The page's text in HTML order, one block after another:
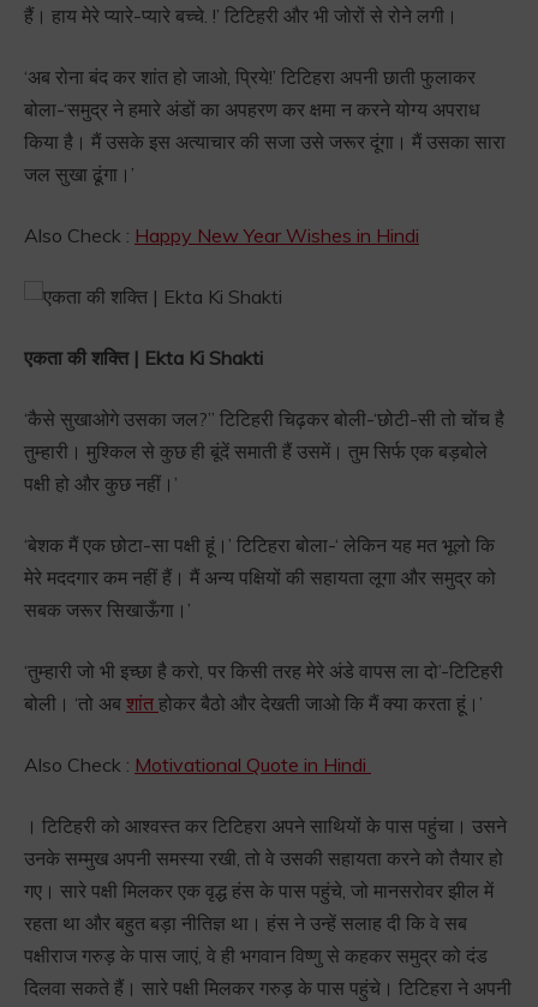
हैं। हाय मेरे प्यारे-प्यारे बच्चे. !’ टिटिहरी और भी जोरों से रोने लगी।
‘अब रोना बंद कर शांत हो जाओ, प्रिये!’ टिटिहरा अपनी छाती फुलाकर
बोला-‘समुद्र ने हमारे अंडों का अपहरण कर क्षमा न करने योग्य अपराध
किया है। मैं उसके इस अत्याचार की सजा उसे जरूर दूंगा। मैं उसका सारा
जल सुखा ढूंगा।’
Also Check : Happy New Year Wishes in Hindi
एकता की शक्ति | Ekta Ki Shakti
‘कैसे सुखाओगे उसका जल?” टिटिहरी चिढ़कर बोली-‘छोटी-सी तो चोंच है
तुम्हारी। मुश्किल से कुछ ही बूंदें समाती हैं उसमें। तुम सिर्फ एक बड़बोले
पक्षी हो और कुछ नहीं।’
‘बेशक मैं एक छोटा-सा पक्षी हूं।’ टिटिहरा बोला-‘ लेकिन यह मत भूलो कि
मेरे मददगार कम नहीं हैं। मैं अन्य पक्षियों की सहायता लूगा और समुद्र को
सबक जरूर सिखाऊँगा।’
‘तुम्हारी जो भी इच्छा है करो, पर किसी तरह मेरे अंडे वापस ला दो’-टिटिहरी
बोली। ‘तो अब शांत होकर बैठो और देखती जाओ कि मैं क्या करता हूं।’
Also Check : Motivational Quote in Hindi
। टिटिहरी को आश्वस्त कर टिटिहरा अपने साथियों के पास पहुंचा। उसने
उनके सम्मुख अपनी समस्या रखी, तो वे उसकी सहायता करने को तैयार हो
गए। सारे पक्षी मिलकर एक वृद्ध हंस के पास पहुंचे, जो मानसरोवर झील में
रहता था और बहुत बड़ा नीतिज्ञ था। हंस ने उन्हें सलाह दी कि वे सब
पक्षीराज गरुड़ के पास जाएं, वे ही भगवान विष्णु से कहकर समुद्र को दंड
दिलवा सकते हैं। सारे पक्षी मिलकर गरुड़ के पास पहुंचे। टिटिहरा ने अपनी